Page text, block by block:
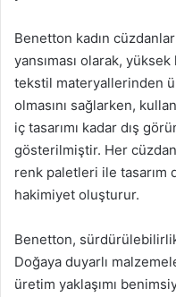
Benetton kadın
yansıması olarak,
tekstil materyallerinden
olmasını sağlarken,
iç tasarımı kadar dış
gösterilmiştir. Her
renk paletleri ile tasarım
hakimiyet oluşturur.
Benetton,
Doğaya duyarlı
üretim yaklaşımı